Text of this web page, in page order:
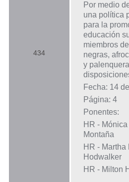
434
Por medio
una política
para la
educación
miembros
negras,
y
Fecha: 14
Página: 4
Ponentes:
HR -
Montaña
HR -
Hodwalker
HR - Milton